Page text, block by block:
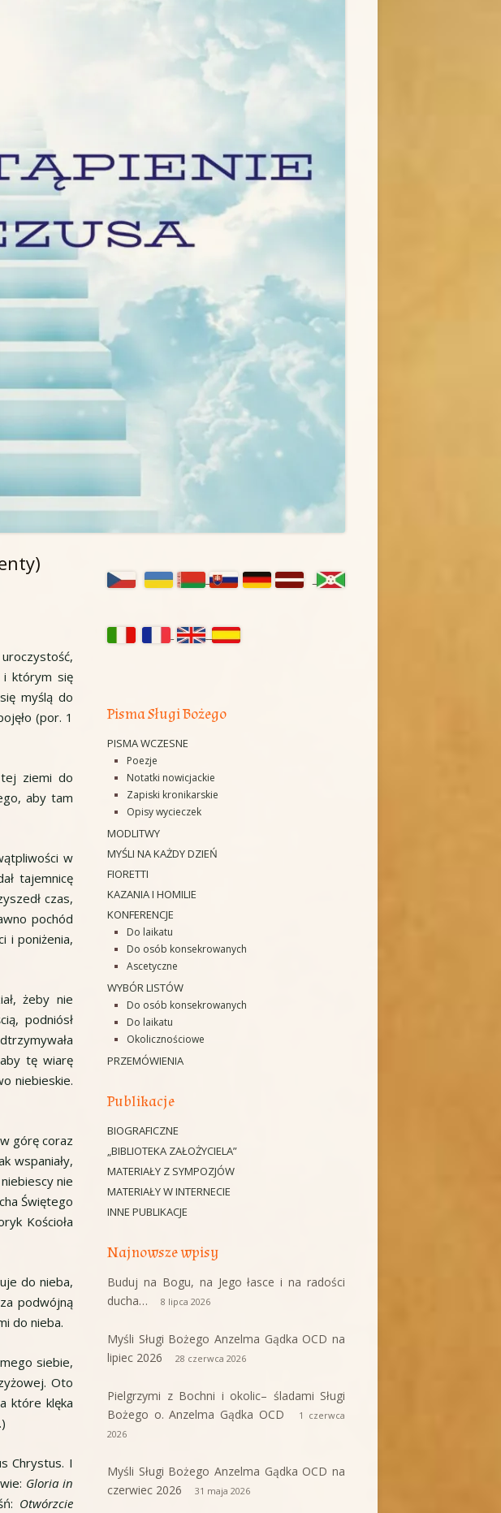
O SŁUDZE BOŻYM
O SŁUDZE BOŻYM
RELACJE Z WYDARZEŃ
ŚWIADECTWA
FOTO-GALERIA DOMU PAMIĘCI
POLITYKA PRYWATNOŚCI
i którym się
myślą do
(por. 1
ziemi do
aby tam
w
tajemnicę
czas,
pochód
i poniżenia,
żeby nie
podniósł
aby tę wiarę
niebieskie.
górę coraz
wspaniały,
nie
Świętego
Kościoła
do nieba,
podwójną
do nieba.
siebie,
Oto
które klęka
Chrystus. I
Gloria in
Otwórzcie
Główny
boczny
Pisma Sługi Bożego
PISMA WCZESNE
Poezje
Notatki nowicjackie
Zapiski kronikarskie
Opisy wycieczek
MODLITWY
MYŚLI NA KAŻDY DZIEŃ
FIORETTI
KAZANIA I HOMILIE
KONFERENCJE
Do laikatu
Do osób konsekrowanych
Ascetyczne
WYBÓR LISTÓW
Do osób konsekrowanych
Do laikatu
Okolicznościowe
PRZEMÓWIENIA
Publikacje
BIOGRAFICZNE
„BIBLIOTEKA ZAŁOŻYCIELA”
MATERIAŁY Z SYMPOZJÓW
MATERIAŁY W INTERNECIE
INNE PUBLIKACJE
Najnowsze wpisy
Buduj na Bogu, na Jego łasce i na radości
ducha…
8 lipca 2026
Myśli Sługi Bożego Anzelma Gądka OCD na
lipiec 2026
28 czerwca 2026
Pielgrzymi z Bochni i okolic– śladami Sługi
Bożego o. Anzelma Gądka OCD
1 czerwca
2026
Myśli Sługi Bożego Anzelma Gądka OCD na
czerwiec 2026
31 maja 2026